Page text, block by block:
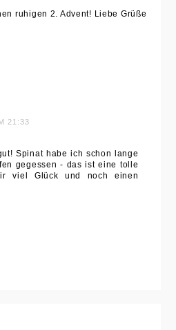
ruhigen 2. Advent! Liebe Grüße
21:33
Spinat habe ich schon lange
gegessen - das ist eine tolle
viel Glück und noch einen